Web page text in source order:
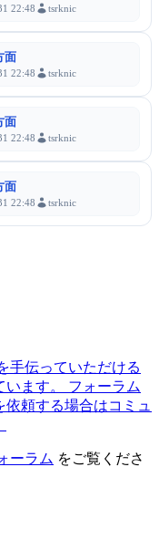
22:48 tsrknic
面
22:48 tsrknic
面
22:48 tsrknic
面
22:48 tsrknic
手伝っていただける
ます。
フォーラム
頼する場合はコミュ
ーラム をご覧くださ